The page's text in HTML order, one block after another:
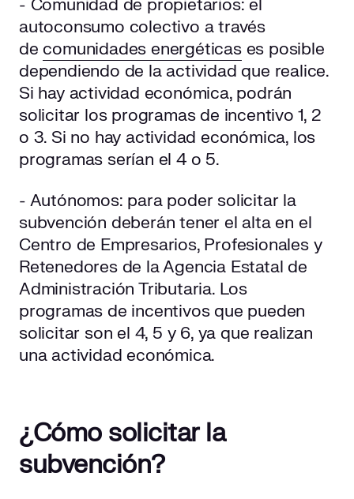
- Comunidad de propietarios: el
autoconsumo colectivo a través
de comunidades energéticases posible
dependiendo de la actividad que realice.
Si hay actividad económica, podrán
solicitar los programas de incentivo 1, 2
o 3. Si no hay actividad económica, los
programas serían el 4 o 5.
- Autónomos: para poder solicitar la
subvención deberán tener el alta en el
Centro de Empresarios, Profesionales y
Retenedores de la Agencia Estatal de
Administración Tributaria. Los
programas de incentivos que pueden
solicitar son el 4, 5 y 6, ya que realizan
una actividad económica.
¿Cómo solicitar la
subvención?